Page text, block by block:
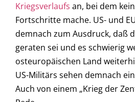
Kriegsverlaufs an, bei dem
Fortschritte mache. US- und
demnach zum Ausdruck, daß
geraten sei und es schwierig
osteuropäischen Land
US-Militärs sehen demnach
Auch von einem „Krieg der